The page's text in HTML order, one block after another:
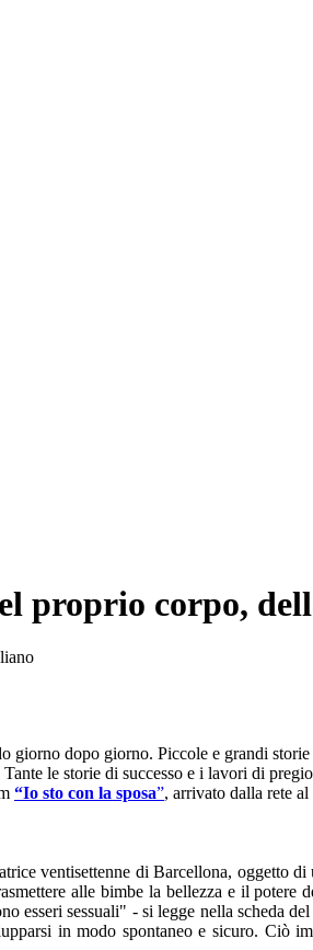
proprio corpo,
giorno dopo giorno. Piccole e grandi
le storie di successo e i lavori di
“Io sto con la sposa”, arrivato dalla rete
ventisettenne di Barcellona, oggetto di
alle bimbe la bellezza e il potere
esseri sessuali" - si legge nella scheda
in modo spontaneo e sicuro. Ciò